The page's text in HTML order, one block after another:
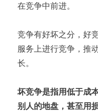
在竞争中前进。
竞争有好坏之分，好
服务上进行竞争，推
长。
坏竞争是指用低于成
别人的地盘，甚至用